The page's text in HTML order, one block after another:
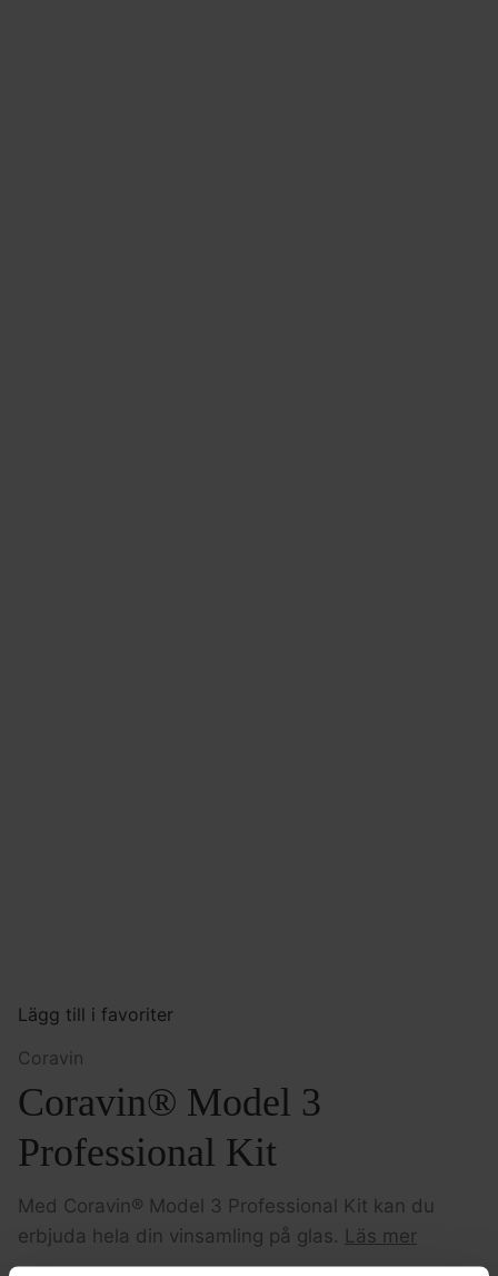
Lägg till i favoriter
Coravin
Coravin® Model 3
Professional Kit
Med Coravin® Model 3 Professional Kit kan du
erbjuda hela din vinsamling på glas. Läs mer